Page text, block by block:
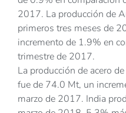
2017. La producción de
primeros tres meses de
incremento de 1.9% en
trimestre de 2017.
La producción de acero
fue de 74.0 Mt, un
marzo de 2017. India